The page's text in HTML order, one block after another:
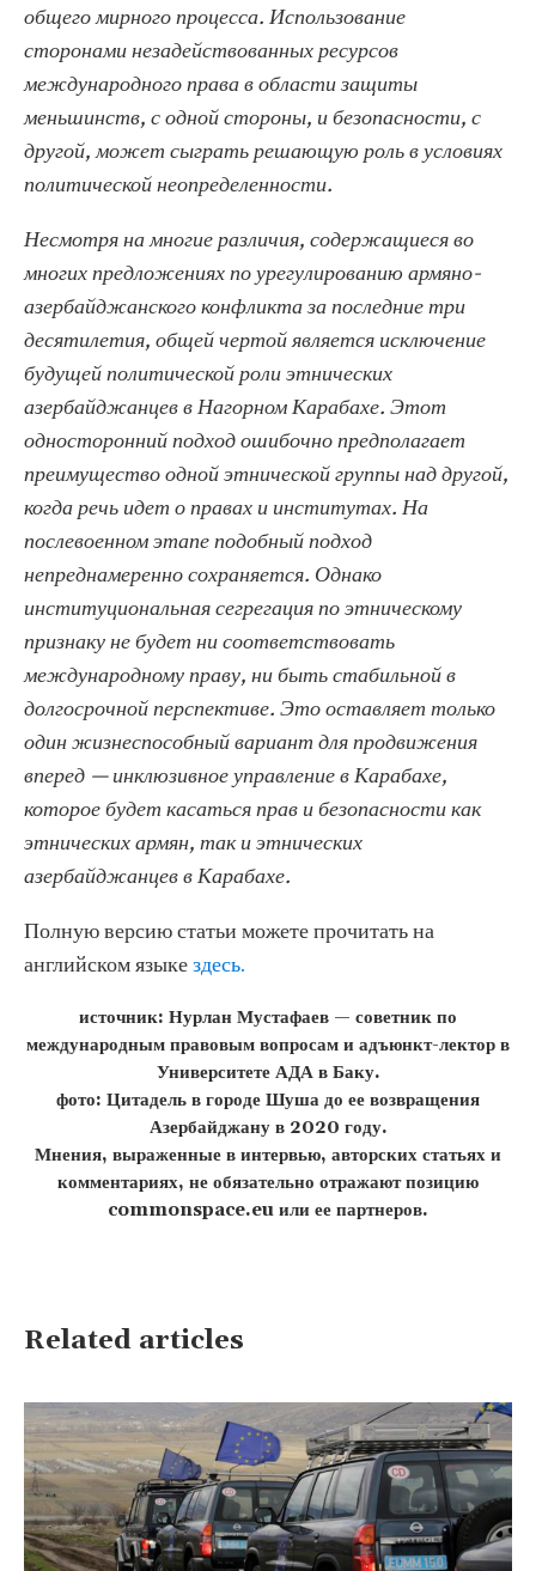
общего мирного процесса. Использование
сторонами незадействованных ресурсов
международного права в области защиты
меньшинств, с одной стороны, и безопасности, с
другой, может сыграть решающую роль в условиях
политической неопределенности.
Несмотря на многие различия, содержащиеся во
многих предложениях по урегулированию армяно-
азербайджанского конфликта за последние три
десятилетия, общей чертой является исключение
будущей политической роли этнических
азербайджанцев в Нагорном Карабахе. Этот
односторонний подход ошибочно предполагает
преимущество одной этнической группы над другой,
когда речь идет о правах и институтах. На
послевоенном этапе подобный подход
непреднамеренно сохраняется. Однако
институциональная сегрегация по этническому
признаку не будет ни соответствовать
международному праву, ни быть стабильной в
долгосрочной перспективе. Это оставляет только
один жизнеспособный вариант для продвижения
вперед — инклюзивное управление в Карабахе,
которое будет касаться прав и безопасности как
этнических армян, так и этнических
азербайджанцев в Карабахе.
Полную версию статьи можете прочитать на
английском языкездесь.
источник: Нурлан Мустафаев — советник по
международным правовым вопросам и адъюнкт-лектор в
Университете АДА в Баку.
фото: Цитадель в городе Шуша до ее возвращения
Азербайджану в 2020 году.
Мнения, выраженные в интервью, авторских статьях и
комментариях, не обязательно отражают позицию
commonspace.eu или ее партнеров.
Related articles